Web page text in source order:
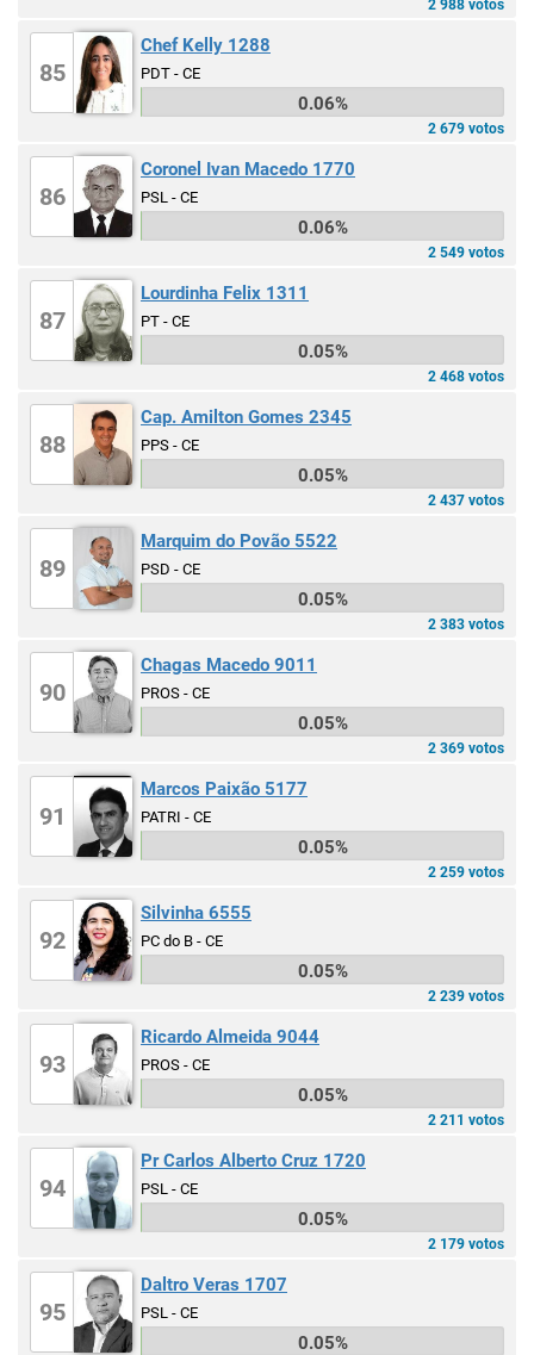
2 988 votos
85
Chef Kelly 1288
PDT - CE
0.06%
2 679 votos
86
Coronel Ivan Macedo 1770
PSL - CE
0.06%
2 549 votos
87
Lourdinha Felix 1311
PT - CE
0.05%
2 468 votos
88
Cap. Amilton Gomes 2345
PPS - CE
0.05%
2 437 votos
89
Marquim do Povão 5522
PSD - CE
0.05%
2 383 votos
90
Chagas Macedo 9011
PROS - CE
0.05%
2 369 votos
91
Marcos Paixão 5177
PATRI - CE
0.05%
2 259 votos
92
Silvinha 6555
PC do B - CE
0.05%
2 239 votos
93
Ricardo Almeida 9044
PROS - CE
0.05%
2 211 votos
94
Pr Carlos Alberto Cruz 1720
PSL - CE
0.05%
2 179 votos
95
Daltro Veras 1707
PSL - CE
0.05%